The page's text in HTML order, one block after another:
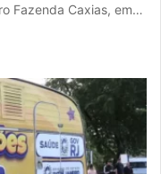
Fazenda Caxias, em…